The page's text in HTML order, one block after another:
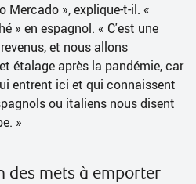
Mercado », explique-t-il. «
» en espagnol. « C'est une
et nous allons
étalage après la pandémie, car
entrent ici et qui connaissent
ou italiens nous disent
»
des mets à emporter